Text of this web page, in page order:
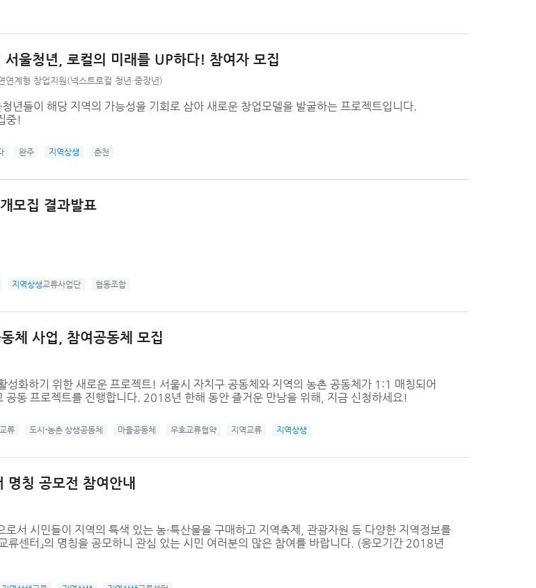
울청년, 로컬의 미래를 UP하다! 참여자 모집
연계형 창업지원(넥스트로컬 청년·중장년)
년들이 해당 지역의 가능성을 기회로 삼아 새로운 창업모델을 발굴하는 프로젝트입니다.
중!
완주 지역상생 춘천
모집 결과발표
지역상생교류사업단 협동조합
체 사업, 참여공동체 모집
성화하기 위한 새로운 프로젝트! 서울시 자치구 공동체와 지역의 농촌 공동체가 1:1 매칭되어
공동 프로젝트를 진행합니다. 2018년 한해 동안 즐거운 만남을 위해, 지금 신청하세요!
류 도시-농촌 상생공동체 마을공동체 우호교류협약 지역교류 지역상생
명칭 공모전 참여안내
로서 시민들이 지역의 특색 있는 농·특산물을 구매하고 지역축제, 관광자원 등 다양한 지역정보를
류센터」의 명칭을 공모하니 관심 있는 시민 여러분의 많은 참여를 바랍니다. (응모기간 2018년